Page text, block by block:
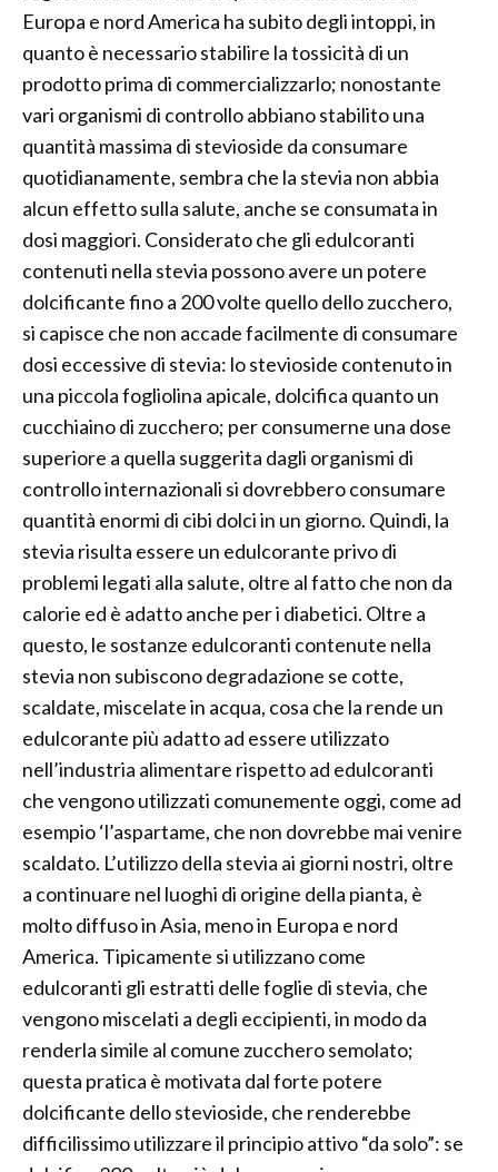
Europa e nord America ha subito degli intoppi, in
quanto è necessario stabilire la tossicità di un
prodotto prima di commercializzarlo; nonostante
vari organismi di controllo abbiano stabilito una
quantità massima di stevioside da consumare
quotidianamente, sembra che la stevia non abbia
alcun effetto sulla salute, anche se consumata in
dosi maggiori. Considerato che gli edulcoranti
contenuti nella stevia possono avere un potere
dolcificante fino a 200 volte quello dello zucchero,
si capisce che non accade facilmente di consumare
dosi eccessive di stevia: lo stevioside contenuto in
una piccola fogliolina apicale, dolcifica quanto un
cucchiaino di zucchero; per consumerne una dose
superiore a quella suggerita dagli organismi di
controllo internazionali si dovrebbero consumare
quantità enormi di cibi dolci in un giorno. Quindi, la
stevia risulta essere un edulcorante privo di
problemi legati alla salute, oltre al fatto che non da
calorie ed è adatto anche per i diabetici. Oltre a
questo, le sostanze edulcoranti contenute nella
stevia non subiscono degradazione se cotte,
scaldate, miscelate in acqua, cosa che la rende un
edulcorante più adatto ad essere utilizzato
nell’industria alimentare rispetto ad edulcoranti
che vengono utilizzati comunemente oggi, come ad
esempio ‘l’aspartame, che non dovrebbe mai venire
scaldato. L’utilizzo della stevia ai giorni nostri, oltre
a continuare nel luoghi di origine della pianta, è
molto diffuso in Asia, meno in Europa e nord
America. Tipicamente si utilizzano come
edulcoranti gli estratti delle foglie di stevia, che
vengono miscelati a degli eccipienti, in modo da
renderla simile al comune zucchero semolato;
questa pratica è motivata dal forte potere
dolcificante dello stevioside, che renderebbe
difficilissimo utilizzare il principio attivo “da solo”: se